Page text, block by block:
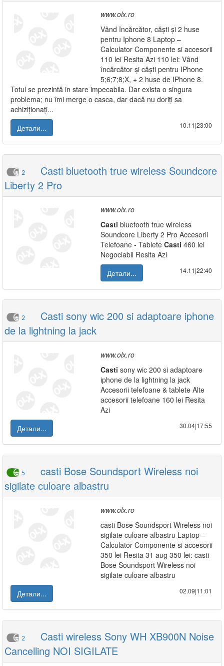
www.olx.ro
Vând încărcător, căști și 2 huse
pentru Iphone 8 Laptop –
Calculator Componente si accesorii
110 lei Resita Azi 110 lei: Vând
încărcător și căști pentru IPhone
5;6;7;8;X, + 2 huse de IPhone 8.
Totul se prezintă in stare impecabila. Dar exista o singura
problema; nu îmi merge o casca, dar dacă nu doriți sa
achiziționați...
Детали...
10.11|23:00
2
Casti bluetooth true wireless Soundcore
Liberty 2 Pro
www.olx.ro
Casti bluetooth true wireless
Soundcore Liberty 2 Pro Accesorii
Telefoane - Tablete Casti 460 lei
Negociabil Resita Azi
Детали...
14.11|22:40
2
Casti sony wic 200 si adaptoare iphone
de la lightning la jack
www.olx.ro
Casti sony wic 200 si adaptoare
iphone de la lightning la jack
Accesorii telefoane & tablete Alte
accesorii telefoane 160 lei Resita
Azi
Детали...
30.04|17:55
5
casti Bose Soundsport Wireless noi
sigilate culoare albastru
www.olx.ro
casti Bose Soundsport Wireless noi
sigilate culoare albastru Laptop –
Calculator Componente si accesorii
350 lei Resita 31 aug 350 lei: casti
Bose Soundsport Wireless noi
sigilate culoare albastru
Детали...
02.09|11:01
2
Casti wireless Sony WH XB900N Noise
Cancelling NOI SIGILATE